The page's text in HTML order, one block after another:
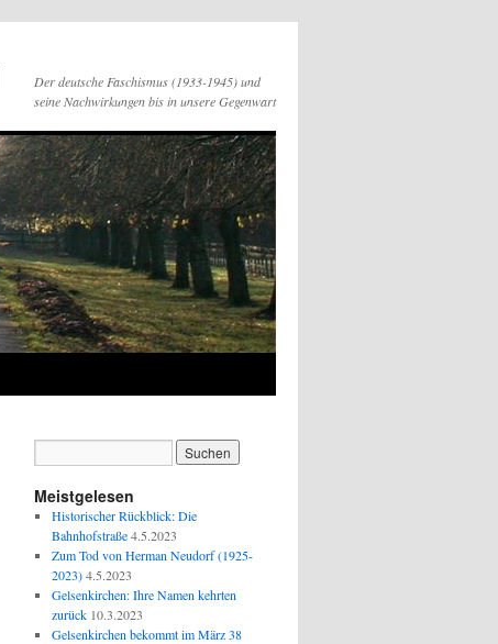
Der deutsche Faschismus (1933-1945) und
seine Nachwirkungen bis in unsere Gegenwart
Meistgelesen
Historischer Rückblick: Die
Bahnhofstraße 4.5.2023
Zum Tod von Herman Neudorf (1925-
2023) 4.5.2023
Gelsenkirchen: Ihre Namen kehrten
zurück 10.3.2023
Gelsenkirchen bekommt im März 38